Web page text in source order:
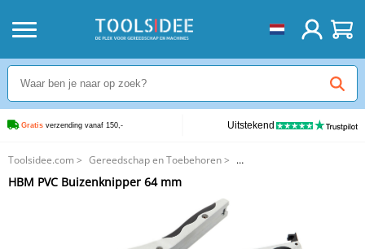
Gratis verzending vanaf 150,- Uitstekend
Toolsidee.com > Gereedschap en Toebehoren>
Buissnijders en Pijpsnijders
HBM PVC Buizenknipper 64 mm